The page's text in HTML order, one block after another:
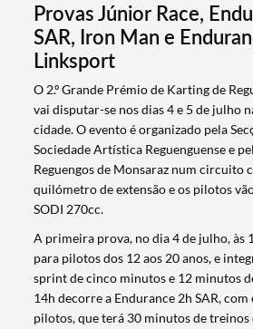
Provas Júnior Race,
SAR, Iron Man e
Linksport
O 2.º Grande Prémio de Karting de
vai disputar-se nos dias 4 e 5 de julho
cidade. O evento é organizado pela
Sociedade Artística Reguenguense e
Reguengos de Monsaraz num circuito
quilómetro de extensão e os pilotos
SODI 270cc.
A primeira prova, no dia 4 de julho, às
para pilotos dos 12 aos 20 anos, e
sprint de cinco minutos e 12 minutos
14h decorre a Endurance 2h SAR, com
pilotos, que terá 30 minutos de